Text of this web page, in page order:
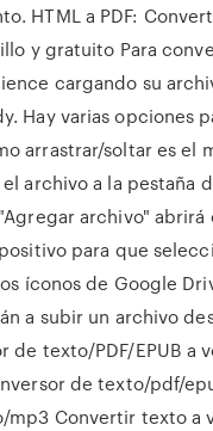
HTML a PDF:
y gratuito Para
cargando su
Hay varias opciones
arrastrar/soltar es el
archivo a la pestaña
archivo" abrirá
para que
íconos de Google
a subir un archivo
de texto/PDF/EPUB a
de texto/pdf/
mp3 Convertir texto a